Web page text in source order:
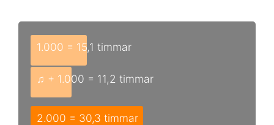
1.000 = 15,1 timmar
♫ + 1.000 = 11,2 timmar
2.000 = 30,3 timmar